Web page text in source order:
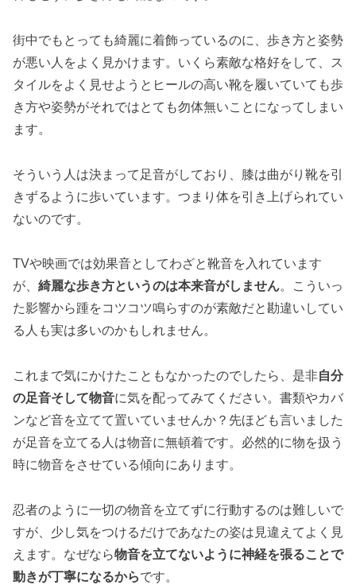
街中でもとっても綺麗に着飾っているのに、歩き方と姿勢
が悪い人をよく見かけます。いくら素敵な格好をして、ス
タイルをよく見せようとヒールの高い靴を履いていても歩
き方や姿勢がそれではとても勿体無いことになってしまい
ます。
そういう人は決まって足音がしており、膝は曲がり靴を引
きずるように歩いています。つまり体を引き上げられてい
ないのです。
TVや映画では効果音としてわざと靴音を入れています
が、 綺麗な歩き方というのは本来音がしません。こういっ
た影響から踵をコツコツ鳴らすのが素敵だと勘違いしてい
る人も実は多いのかもしれません。
これまで気にかけたこともなかったのでしたら、是非自分
の足音そして物音に気を配ってみてください。書類やカバ
ンなど音を立てて置いていませんか？先ほども言いました
が足音を立てる人は物音に無頓着です。必然的に物を扱う
時に物音をさせている傾向にあります。
忍者のように一切の物音を立てずに行動するのは難しいで
すが、少し気をつけるだけであなたの姿は見違えてよく見
えます。なぜなら物音を立てないように神経を張ることで
動きが丁寧になるからです。